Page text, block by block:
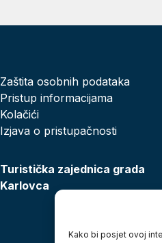
Kako bi posjet ovoj
Zaštita osobnih podataka
Pristup informacijama
Kolačići
Izjava o pristupačnosti
Turistička zajednica grada
Karlovca